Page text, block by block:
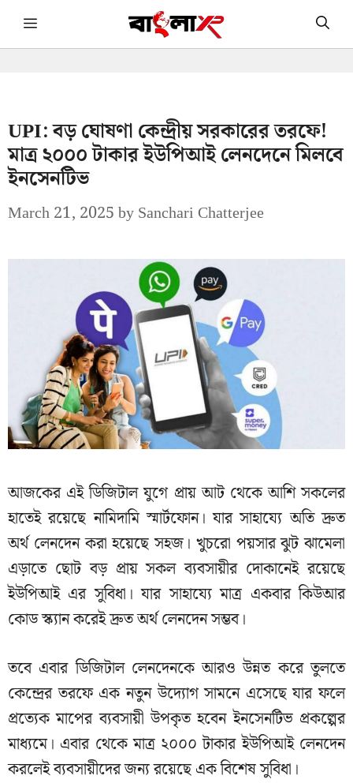
Skip Menu
UPI: বড় ঘোষণা কেন্দ্রীয় সরকারের তরফে!
মাত্র ২০০০ টাকার ইউপিআই লেনদেনে মিলবে
ইনসেনটিভ
March 21, 2025bySanchari Chatterjee
আজকের এই ডিজিটাল যুগে প্রায় আট থেকে আশি সকলের
হাতেই রয়েছে নামিদামি স্মার্টফোন। যার সাহায্যে অতি দ্রুত
অর্থ লেনদেন করা হয়েছে সহজ। খুচরো পয়সার ঝুট ঝামেলা
এড়াতে ছোট বড় প্রায় সকল ব্যবসায়ীর দোকানেই রয়েছে
ইউপিআই এর সুবিধা। যার সাহায্যে মাত্র একবার কিউআর
কোড স্ক্যান করেই দ্রুত অর্থ লেনদেন সম্ভব।
তবে এবার ডিজিটাল লেনদেনকে আরও উন্নত করে তুলতে
কেন্দ্রের তরফে এক নতুন উদ্যোগ সামনে এসেছে যার ফলে
প্রত্যেক মাপের ব্যবসায়ী উপকৃত হবেন ইনসেনটিভ প্রকল্পের
মাধ্যমে। এবার থেকে মাত্র ২০০০ টাকার ইউপিআই লেনদেন
করলেই ব্যবসায়ীদের জন্য রয়েছে এক বিশেষ সুবিধা।